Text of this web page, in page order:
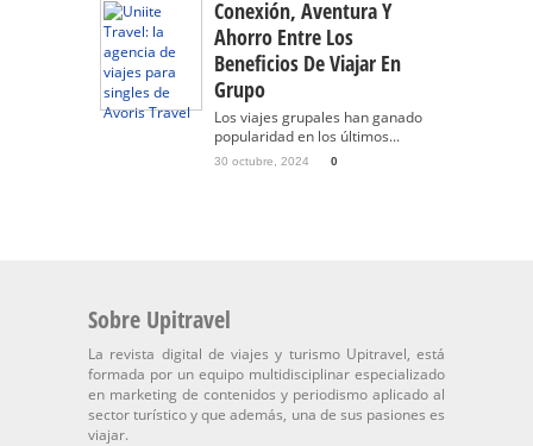
Conexión, Aventura Y
Ahorro Entre Los
Beneficios De Viajar En
Grupo
Los viajes grupales han ganado
popularidad en los últimos...
30 octubre, 2024 0
Sobre Upitravel
La revista digital de viajes y turismo Upitravel, está
formada por un equipo multidisciplinar especializado
en marketing de contenidos y periodismo aplicado al
sector turístico y que además, una de sus pasiones es
viajar.